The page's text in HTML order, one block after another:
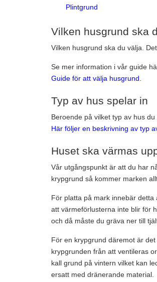
Plintgrund
Vilken husgrund ska
Vilken husgrund ska du välja.
Se mer information i vår guide
Guide för att välja husgrund
Typ av hus spelar in
Beroende på vilket typ av hus
Här följer en beskrivning av typ
Huset ska värmas
Vår utgångspunkt är att du har
krypgrund så kommer marken
För platta på mark innebär
att värmeförlusterna inte blir för
och då måste du gräva ner till
För en krypgrund däremot är
krypgrunden från att ventileras
kall grund på vintern vilket kan
ersatt med dränerande material.